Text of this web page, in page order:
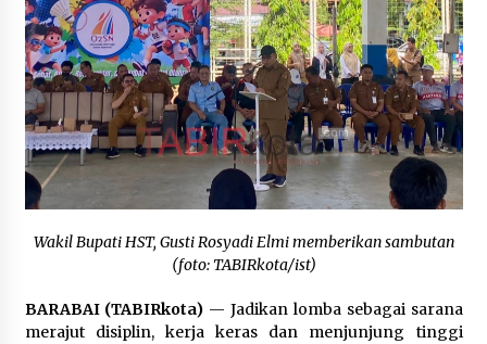
Inkracht van Gewisjde
Agustus 4, 2026
Pelajar di HST Musnahkan Barang Bukti
Kejaksaan, Ada Apa?
Agustus 4, 2026
Wakil Bupati HST, Gusti Rosyadi Elmi memberikan sambutan
(foto: TABIRkota/ist)
BARABAI (TABIRkota) — Jadikan lomba sebagai sarana
merajut disiplin, kerja keras dan menjunjung tinggi